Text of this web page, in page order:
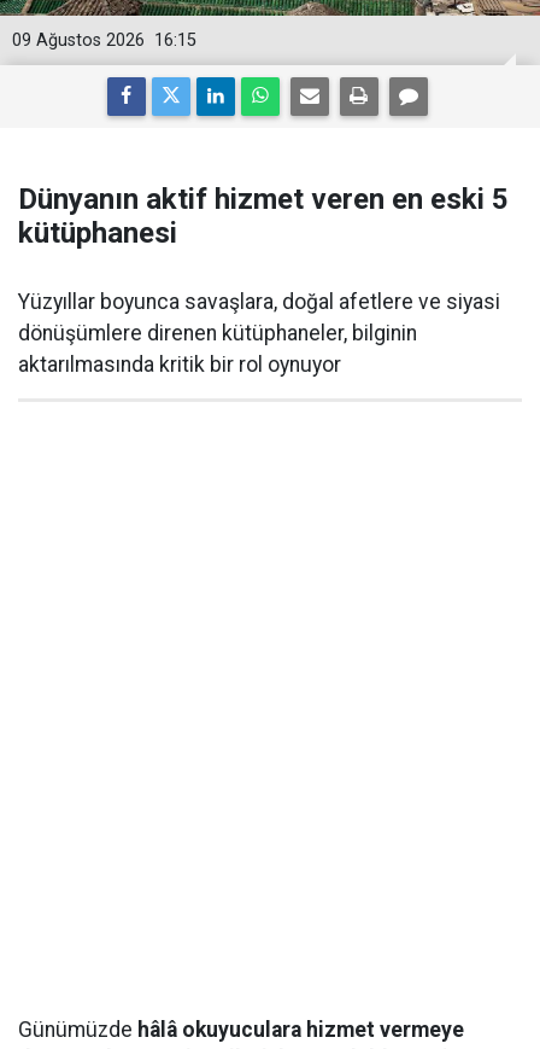
16:15
09 Ağustos 2026
Dünyanın aktif hizmet veren en eski 5
kütüphanesi
Yüzyıllar boyunca savaşlara, doğal afetlere ve siyasi
dönüşümlere direnen kütüphaneler, bilginin
aktarılmasında kritik bir rol oynuyor
Günümüzde hâlâ okuyuculara hizmet vermeye